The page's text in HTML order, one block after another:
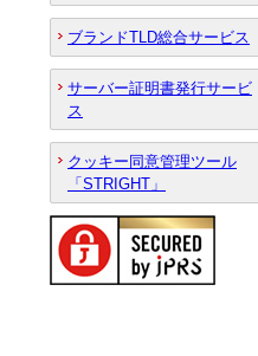
ブランドTLD総合サービス
サーバー証明書発行サービ
ス
クッキー同意管理ツール
「STRIGHT」